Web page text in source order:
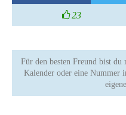
23
Für den besten Freund bist
Kalender oder eine Nummer